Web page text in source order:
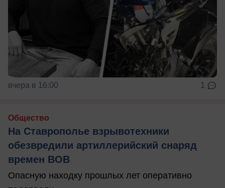
вчера в 16:00 1
Общество
На Ставрополье взрывотехники
обезвредили артиллерийский снаряд
времен ВОВ
Опасную находку прошлых лет оперативно